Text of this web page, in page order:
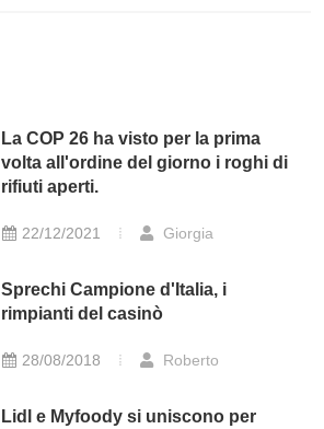
La COP 26 ha visto per la prima
volta all'ordine del giorno i roghi di
rifiuti aperti.
22/12/2021 Giorgia
Sprechi Campione d'Italia, i
rimpianti del casinò
28/08/2018 Roberto
Lidl e Myfoody si uniscono per